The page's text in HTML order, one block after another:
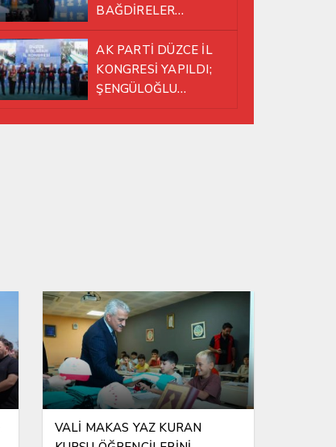
BAĞDİRELER
ATLATTIK!
AK PARTİ DÜZCE İL
KONGRESİ YAPILDI;
ŞENGÜLOĞLU
SEÇİLDİ!
VALİ MAKAS YAZ KURAN